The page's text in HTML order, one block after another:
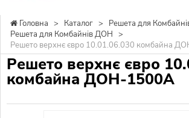
Головна > Каталог > Решета для
Решета для Комбайнів ДОН >
Решето верхнє євро 10.01.06.030 комбайна
Решето верхнє євро
комбайна ДОН-1500А